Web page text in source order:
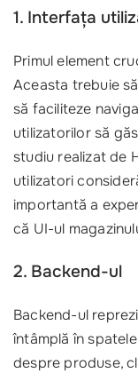
1. Interfața
Primul element
Aceasta trebuie
să faciliteze
utilizatorilor să
studiu realizat de
utilizatori
importantă a
că UI-ul
2. Backend-ul
Backend-ul
întâmplă în
despre produse,